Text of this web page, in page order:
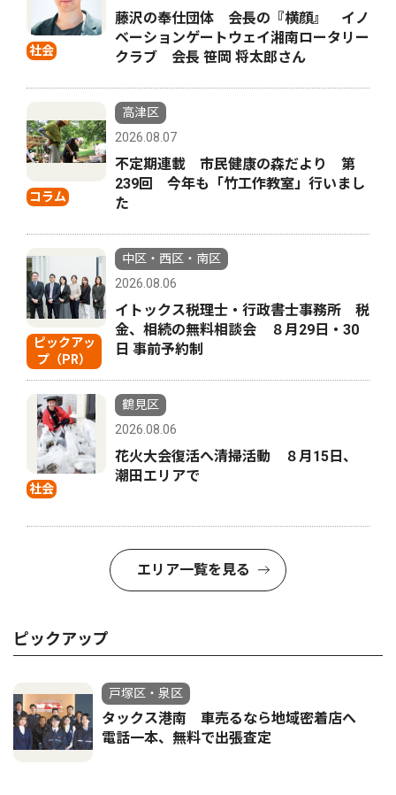
社会
藤沢の奉仕団体 会長の『横顔』 イノ
ベーションゲートウェイ湘南ロータリー
クラブ 会長 笹岡 将太郎さん
コラム
高津区
2026.08.07
不定期連載 市民健康の森だより 第
239回 今年も「竹工作教室」行いまし
た
ピックアッ
プ（PR）
中区・西区・南区
2026.08.06
イトックス税理士・行政書士事務所 税
金、相続の無料相談会 ８月29日・30
日 事前予約制
社会
鶴見区
2026.08.06
花火大会復活へ清掃活動 ８月15日、
潮田エリアで
エリア一覧を見る
ピックアップ
戸塚区・泉区
タックス港南 車売るなら地域密着店へ
電話一本、無料で出張査定